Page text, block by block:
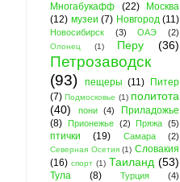
Многабукафф (22)
Москва
(12) музеи (7) Новгород (11)
Новосибирск (3) ОАЭ (2)
Олонец (1) Перу (36)
Петрозаводск
(93)
пещеры (11)
Питер
(7) Подмосковье (1) политота
(40)
пони (4)
Приладожье
(8) Прионежье (2) Пряжа (5)
птички (19) Самара (2)
Северная Осетия (1) Словакия
(16) спорт (1) Таиланд (53)
Тула (8) Турция (4)